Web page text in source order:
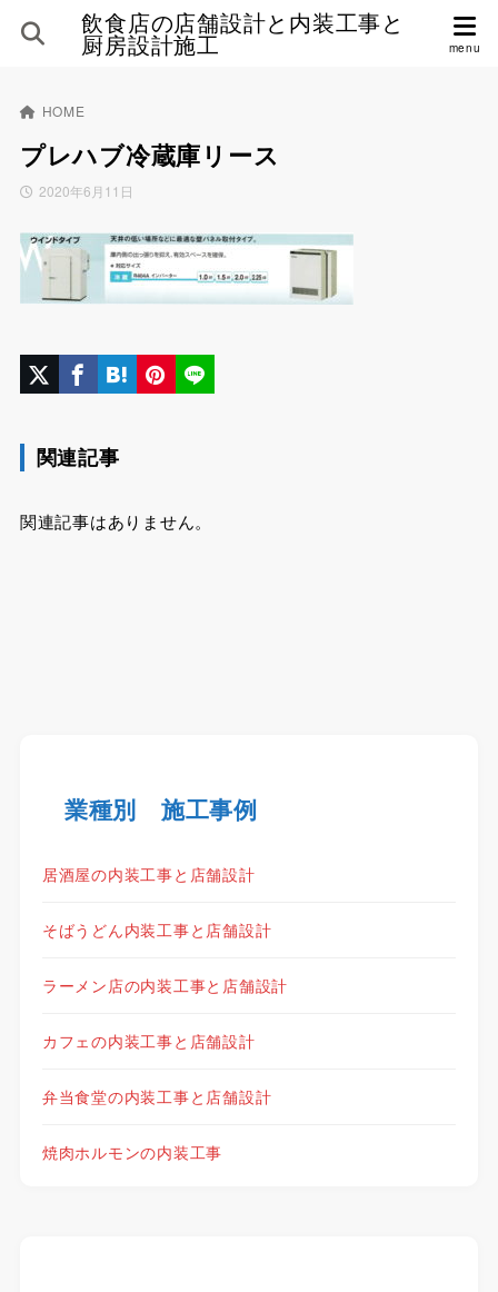
飲食店の店舗設計と内装工事と
厨房設計施工
HOME
プレハブ冷蔵庫リース
2020年6月11日
関連記事
関連記事はありません。
業種別 施工事例
居酒屋の内装工事と店舗設計
そばうどん内装工事と店舗設計
ラーメン店の内装工事と店舗設計
カフェの内装工事と店舗設計
弁当食堂の内装工事と店舗設計
焼肉ホルモンの内装工事